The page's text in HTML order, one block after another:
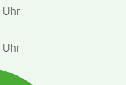
Uhr
Uhr